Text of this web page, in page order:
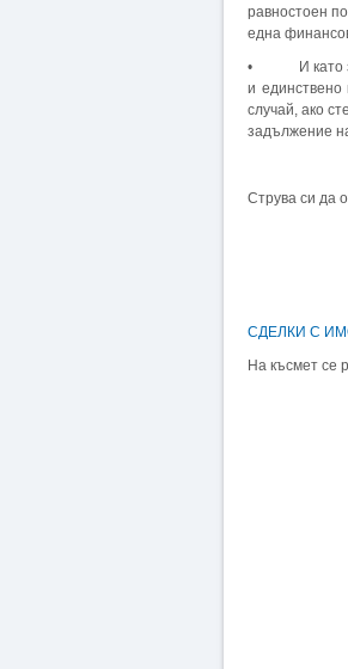
равностоен
една
• И като
и
случай, ако
задължение
Струва си да
СДЕЛКИ С
На късмет се